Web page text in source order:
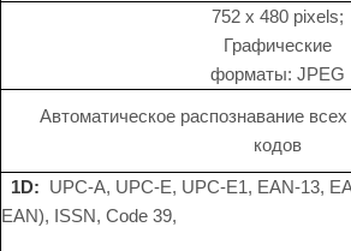
752 x 480 pixels;
Графические
форматы: JPEG
Автоматическое распознавание
кодов
1D: UPC-A, UPC-E, UPC-E1, EAN-13,
EAN), ISSN, Code 39,